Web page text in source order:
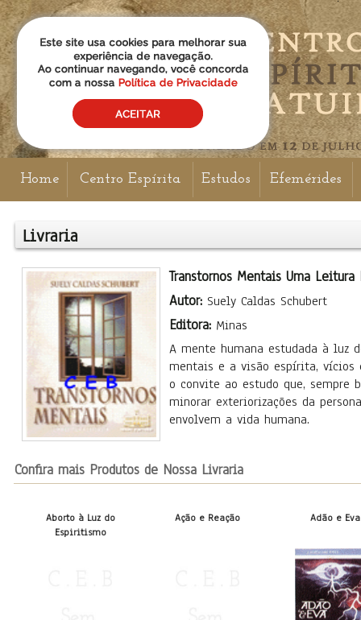
Home Centro Espírita Estudos Efemérides
Livraria
Transtornos Mentais Uma Leitura
Autor: Suely Caldas Schubert
Editora: Minas
A mente humana estudada à luz
mentais e a visão espírita, vícios
o convite ao estudo que, sempre
minorar exteriorizações da
envolvem a vida humana.
Confira mais Produtos de Nossa Livraria
Aborto à Luz do
Espiritismo
Ação e Reação Adão e Eva